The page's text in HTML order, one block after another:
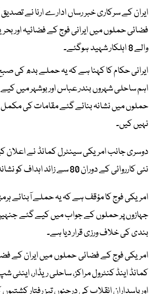
ایران کے سرکاری خبر رساں ادارے ارنا نے
فضائی حملوں میں ایرانی فوج کے فضائیہ اور
والے 8 اہلکار شہید ہوگئے۔
ایرانی حکام کا کہنا ہے کہ یہ حملے بدھ کی
اہم ساحلی شہروں بندر عباس اور بوشہر میں
حملوں میں نشانہ بنائے گئے مقامات کی
نہیں کیں۔
دوسری جانب امریکی سینٹرل کمانڈ نے اعلان
نئی کارروائی کے دوران 80 سے زائد اہداف کو نشانہ بنایا ہے۔
امریکی فوج کا مؤقف ہے کہ یہ حملے آبنائے
جہازوں پر حملوں کے جواب میں کیے گئے
بندی کی خلاف ورزی قرار دیا ہے۔
امریکی فوج کے فضائی حملوں میں ایران کے
کمانڈ اینڈ کنٹرول مراکز، ساحلی ریڈار،
اور پاسداران انقلاب کی درجنوں تیز رفتار کشتیوں